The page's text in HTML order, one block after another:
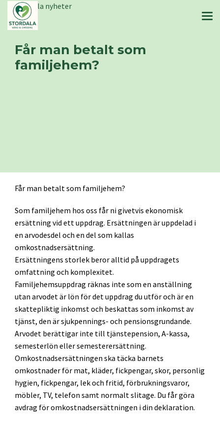
Stordala nyheter
Får man betalt som
familjehem?
Får man betalt som familjehem?
Som familjehem hos oss får ni givetvis ekonomisk
ersättning vid ett uppdrag. Ersättningen är uppdelad i
en arvodesdel och en del som kallas
omkostnadsersättning.
Ersättningens storlek beror alltid på uppdragets
omfattning och komplexitet.
Familjehemsuppdrag räknas inte som en anställning
utan arvodet är lön för det uppdrag du utför och är en
skattepliktig inkomst och beskattas som inkomst av
tjänst, den är sjukpennings- och pensionsgrundande.
Arvodet berättigar inte till tjänstepension, A-kassa,
semesterlön eller semesterersättning.
Omkostnadsersättningen ska täcka barnets
omkostnader för mat, kläder, fickpengar, skor, personlig
hygien, fickpengar, lek och fritid, förbrukningsvaror,
möbler, TV, telefon samt normalt slitage. Du får göra
avdrag för omkostnadsersättningen i din deklaration.